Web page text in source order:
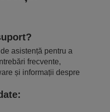
asistență pentru a
frecvente,
și informații despre